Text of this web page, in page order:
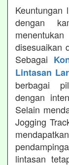
Keuntungan
dengan
disesuaikan
Sebagai
Lintasan
berbagai
dengan
Selain
Jogging
lintasan